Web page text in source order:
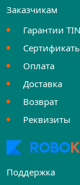
Заказчикам
Гарантии
Оплата
Доставка
Возврат
Реквизиты
Поддержка